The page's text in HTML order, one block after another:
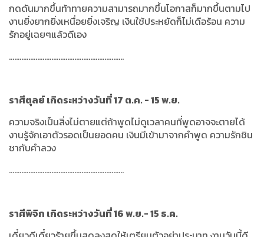
กดดันมากขึ้นท้าทายความสามารถมากขึ้นโอกาสก็มากขึ้นตามไป
งานยิ่งยากยิ่งเหนื่อยยิ่งเจริญ เงินใช้ประหยัดก็ไม่เดือร้อน ความ
รักอยู่เฉยๆแล้วดีเอง
.................................................................
ราศีตุลย์ เกิดระหว่างวันที่ 17 ต.ค. - 15 พ.ย.
ความจริงเป็นสิ่งไม่ตายแต่ถ้าพูดไม่ดูเวลาคนที่พูดอาจจะตายได้
งานรู้จักเอาตัวรอดเป็นยอดคน เงินมีเข้ามาจากคำพูด ความรักชิน
ชากับคำลวง
.................................................................
ราศีพิจิก เกิดระหว่างวันที่ 16 พ.ย.- 15 ธ.ค.